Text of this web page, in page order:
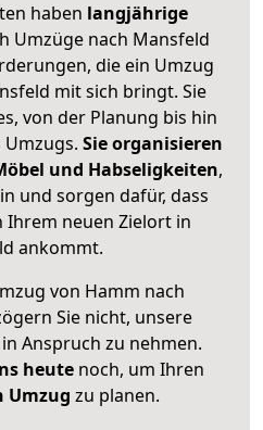
haben langjährige
Umzüge nach Mansfeld
die ein Umzug
mit sich bringt. Sie
von der Planung bis hin
Sie organisieren
und Habseligkeiten,
und sorgen dafür, dass
Ihrem neuen Zielort in
ankommt.
von Hamm nach
Sie nicht, unsere
Anspruch zu nehmen.
heutenoch, um Ihren
Umzug zu planen.